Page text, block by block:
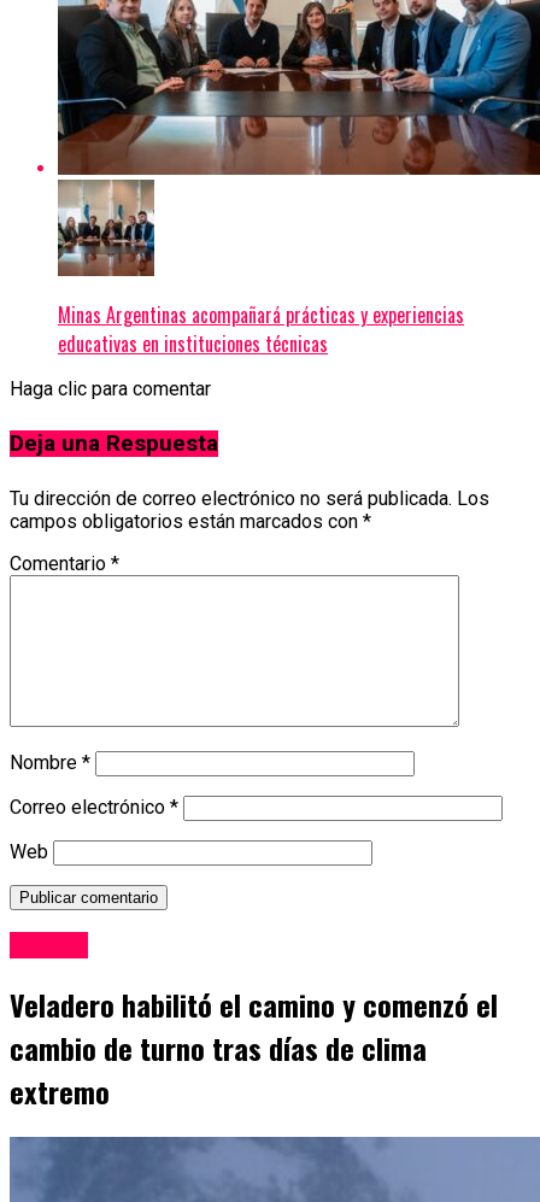
Minas Argentinas acompañará prácticas y experiencias
educativas en instituciones técnicas
Haga clic para comentar
Deja una Respuesta
Tu dirección de correo electrónico no será publicada. Los
campos obligatorios están marcados con *
Comentario *
Nombre *
Correo electrónico *
Web
Veladero habilitó el camino y comenzó el
cambio de turno tras días de clima
extremo